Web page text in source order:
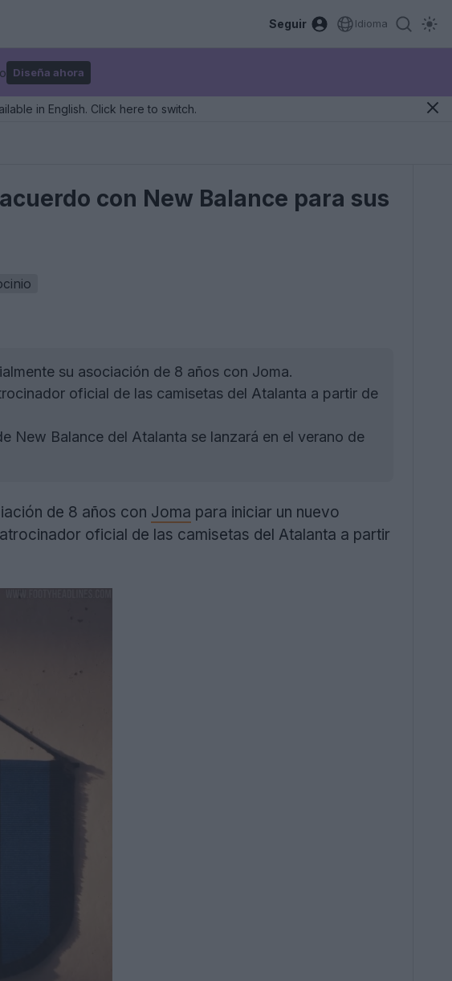
Seguir Idioma
Diseña ahora
in English. Click here to switch.
con New Balance para sus
su asociación de 8 años con Joma.
oficial de las camisetas del Atalanta a partir de
New Balance del Atalanta se lanzará en el verano de
de 8 años con Joma para iniciar un nuevo
oficial de las camisetas del Atalanta a partir